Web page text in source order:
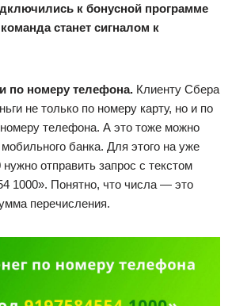
к бонусной программе
станет сигналом к
по номеру телефона. Клиенту Сбера
не только по номеру карту, но и по
телефона. А это тоже можно
банка. Для этого на уже
отправить запрос с текстом
1000». Понятно, что числа — это
перечисления.